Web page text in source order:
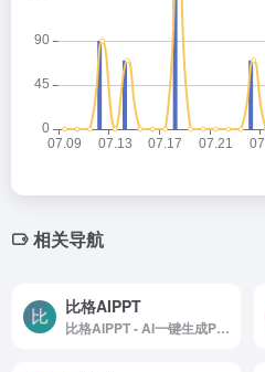
相关导航
比格AIPPT
比格AIPPT - AI一键生成PPT，轻松实现PPT高效排版与制作